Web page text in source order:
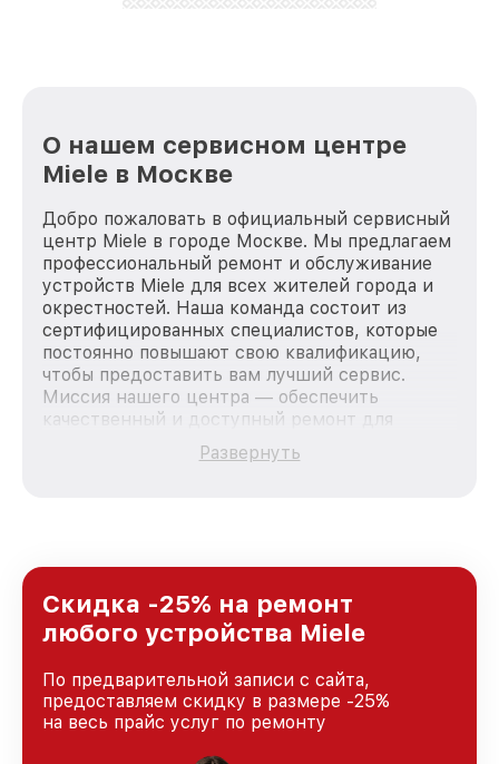
О нашем сервисном центре
Miele в Москве
Добро пожаловать в официальный сервисный
центр Miele в городе Москве. Мы предлагаем
профессиональный ремонт и обслуживание
устройств Miele для всех жителей города и
окрестностей. Наша команда состоит из
сертифицированных специалистов, которые
постоянно повышают свою квалификацию,
чтобы предоставить вам лучший сервис.
Миссия нашего центра — обеспечить
качественный и доступный ремонт для
каждого пользователя продукции Miele, вне
зависимости от сложности поломки. Мы
и лояльности наших клиентов.
Развернуть
Скидка -25% на ремонт
любого устройства Miele
По предварительной записи с сайта,
предоставляем скидку в размере -25%
на весь прайс услуг по ремонту